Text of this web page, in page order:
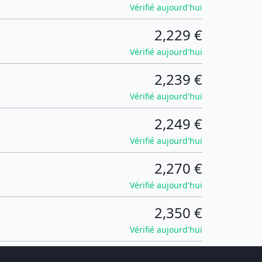
Vérifié aujourd'hui
2,229 €
Vérifié aujourd'hui
2,239 €
Vérifié aujourd'hui
2,249 €
Vérifié aujourd'hui
2,270 €
Vérifié aujourd'hui
2,350 €
Vérifié aujourd'hui